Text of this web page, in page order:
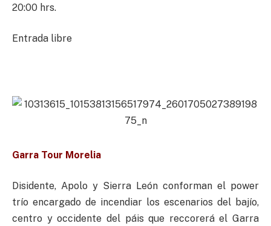
20:00 hrs.
Entrada libre
Garra Tour Morelia
Disidente, Apolo y Sierra León conforman el power
trío encargado de incendiar los escenarios del bajío,
centro y occidente del páis que reccorerá el Garra